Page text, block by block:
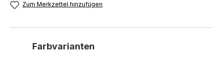
Zum Merkzettel hinzufügen
Produktgalerie überspringen
Farbvarianten